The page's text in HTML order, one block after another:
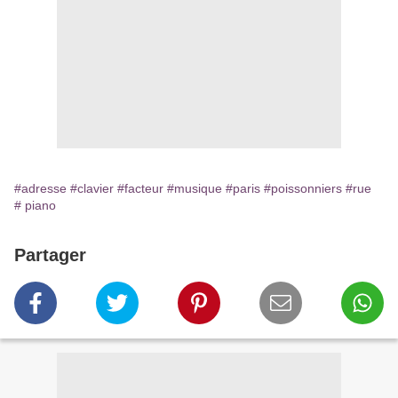
#adresse #clavier #facteur #musique #paris #poissonniers #rue
# piano
Partager